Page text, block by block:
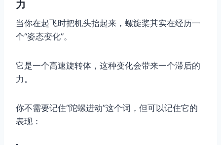
力
当你在起飞时把机头抬起来，螺旋桨其实在经历一
个“姿态变化”。
它是一个高速旋转体，这种变化会带来一个滞后的
力。
你不需要记住“陀螺进动”这个词，但可以记住它的
表现：